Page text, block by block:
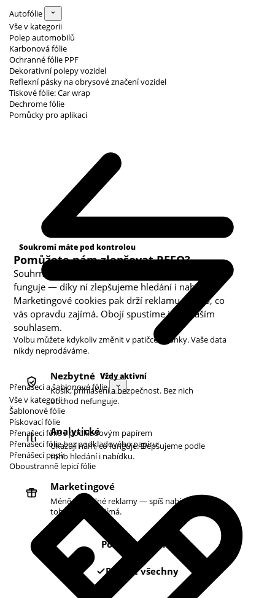
Autofólie
Vše v kategorii
Polep automobilů
Karbonová fólie
Ochranné fólie PPF
Dekorativní polepy vozidel
Reflexní pásky na obrysové značení vozidel
Tiskové fólie: Car wrap
Dechrome fólie
Pomůcky pro aplikaci
Přenášecí a šablonové fólie
Vše v kategorii
Šablonové fólie
Pískovací fólie
Přenašecí fólie s podkladovým papírem
Přenašecí fólie bez podkladového papíru
Přenášecí papír
Oboustranně lepicí fólie
Soukromí máte pod kontrolou
Pomůžete nám zlepšovat REFO?
Souhrnná analytika nám ukazuje, co v obchodě
funguje — díky ní zlepšujeme hledání i nabídku.
Marketingové cookies pak drží reklamu u toho, co
vás opravdu zajímá. Obojí spustíme jen s vaším
souhlasem.
Volbu můžete kdykoliv změnit v patičce stránky. Vaše data
nikdy neprodáváme.
Kategorie cookies
Nezbytné Vždy aktivní
Košík, přihlášení a bezpečnost. Bez nich
obchod nefunguje.
Analytické
Ukazují nám, co funguje. Zlepšujeme podle
toho hledání i nabídku.
Marketingové
Méně náhodné reklamy — spíš nabídky podle
toho, co vás zajímá.
Pouze nezbytné
Povolit všechny